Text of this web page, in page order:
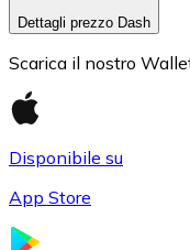
Dettagli prezzo Dash
Scarica il nostro
Disponibile su
App Store